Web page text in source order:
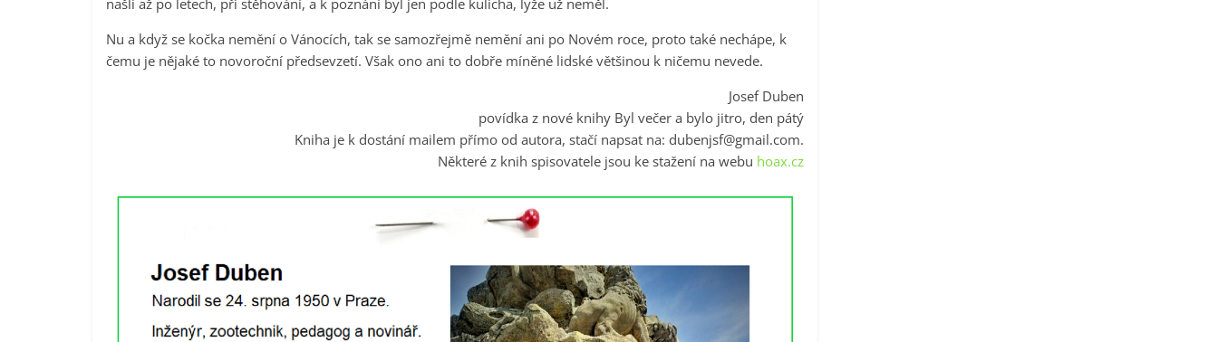
našli až po letech, při stěhování, a k poznání byl jen podle kulicha, lyže už neměl.
Nu a když se kočka nemění o Vánocích, tak se samozřejmě nemění ani po Novém roce, proto také nechápe, k
čemu je nějaké to novoroční předsevzetí. Však ono ani to dobře míněné lidské většinou k ničemu nevede.
Josef Duben
povídka z nové knihy Byl večer a bylo jitro, den pátý
Kniha je k dostání mailem přímo od autora, stačí napsat na: dubenjsf@gmail.com.
Některé z knih spisovatele jsou ke stažení na webu hoax.cz